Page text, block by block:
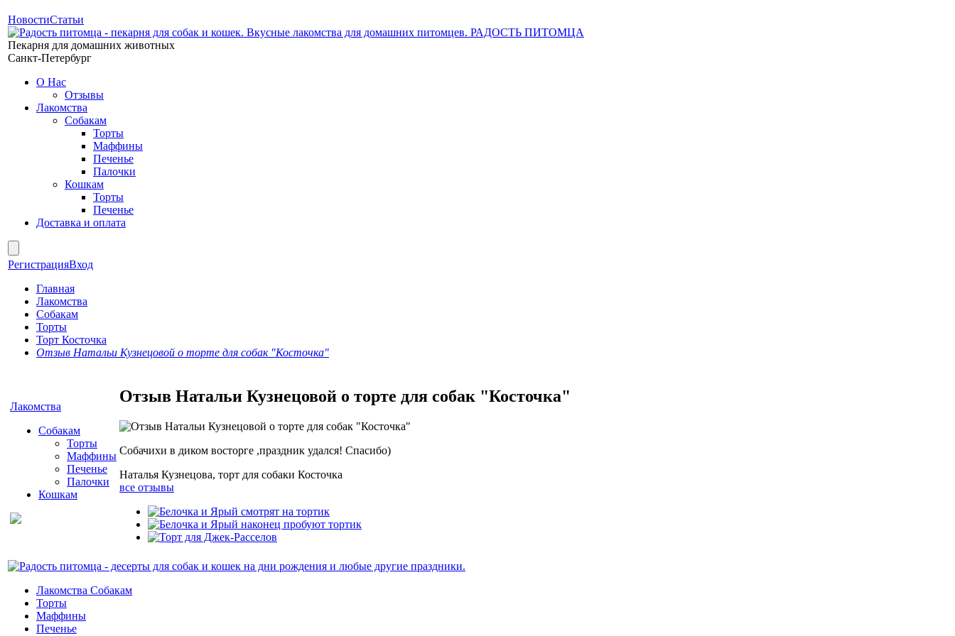
НовостиСтатьи
РАДОСТЬ ПИТОМЦА
Пекарня для домашних животных
Санкт-Петербург
О Нас
Отзывы
Лакомства
Собакам
Торты
Маффины
Печенье
Палочки
Кошкам
Торты
Печенье
Доставка и оплата
РегистрацияВход
Главная
Лакомства
Собакам
Торты
Торт Косточка
Отзыв Натальи Кузнецовой о торте для собак "Косточка"
Лакомства
Собакам
Торты
Маффины
Печенье
Палочки
Кошкам
Отзыв Натальи Кузнецовой о торте для собак "Косточка"
Cобачихи в диком восторге ,праздник удался! Cпасибо)
Наталья Кузнецова, торт для собаки Косточка
все отзывы
Лакомства Собакам
Торты
Маффины
Печенье